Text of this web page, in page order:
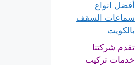
أفضل انواع
سماعات السقف
بالكويت
تقدم شركتنا
خدمات تركيب